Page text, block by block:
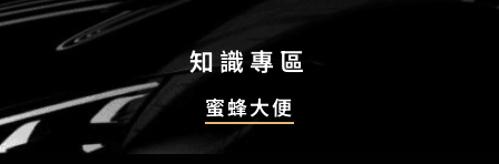
知識專區
蜜蜂大便